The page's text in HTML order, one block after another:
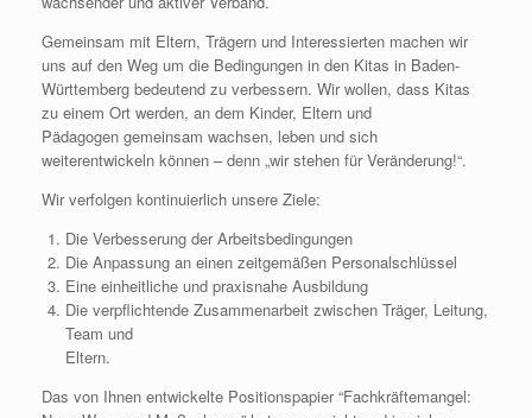
Gemeinsam mit Eltern, Trägern und Interessierten machen wir
uns auf den Weg um die Bedingungen in den Kitas in Baden-
Württemberg bedeutend zu verbessern. Wir wollen, dass Kitas
zu einem Ort werden, an dem Kinder, Eltern und
Pädagogen gemeinsam wachsen, leben und sich
weiterentwickeln können – denn „wir stehen für Veränderung!“.
Wir verfolgen kontinuierlich unsere Ziele:
Die Verbesserung der Arbeitsbedingungen
Die Anpassung an einen zeitgemäßen Personalschlüssel
Eine einheitliche und praxisnahe Ausbildung
Die verpflichtende Zusammenarbeit zwischen Träger, Leitung,
Team und
Eltern.
Das von Ihnen entwickelte Positionspapier “Fachkräftemangel: